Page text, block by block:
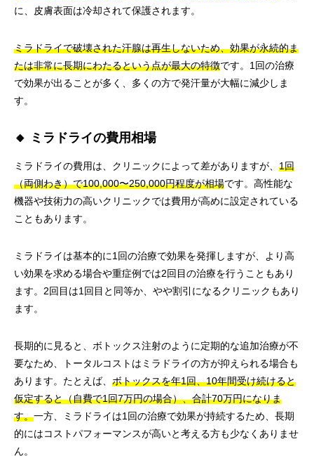
に、皮膚表面は冷却されて保護されます。
ミラドライで破壊された汗腺は再生しないため、効果が永続的ま
たは非常に長期にわたるという点が最大の特徴です。1回の治療
で効果が出ることが多く、多くの方で発汗量が大幅に減少しま
す。
🔸 ミラドライの費用相場
ミラドライの費用は、クリニックによって差がありますが、 1回
（両側わき）で100,000〜250,000円程度が相場です。高性能な
機器や技術力の高いクリニックでは費用が高めに設定されている
こともあります。
ミラドライは基本的に1回の治療で効果を発揮しますが、より高
い効果を求める場合や重症例では2回目の治療を行うこともあり
ます。2回目は1回目と同等か、やや割引になるクリニックもあり
ます。
長期的に見ると、ボトックス注射のように定期的な追加治療が不
要なため、トータルコストはミラドライの方が抑えられる場合も
あります。たとえば、 ボトックスを年1回、10年間受け続けると
仮定すると（自費で1回7万円の場合）、合計70万円になりま
す。一方、ミラドライは1回の治療で効果が持続するため、長期
的にはコストパフォーマンスが高いと考える方も少なくありませ
ん。